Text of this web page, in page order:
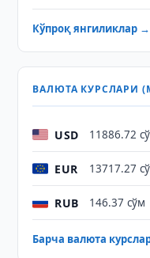
Кўпроқ янгиликлар →
ВАЛЮТА КУРСЛАРИ
USD 11886.72
EUR 13717.27
RUB 146.37 сўм
Барча валюта